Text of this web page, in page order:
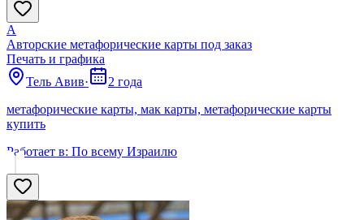
А
Авторские метафорические карты под заказ
Печать и графика
Тель Авив·
2 года
метафорические карты, мак карты, метафорические карты
купить
Работает в: По всему Израилю